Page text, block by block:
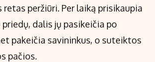
peržiūri. Per laiką prisikaupia
dalis jų pasikeičia po
pakeičia savininkus, o suteiktos
pačios.